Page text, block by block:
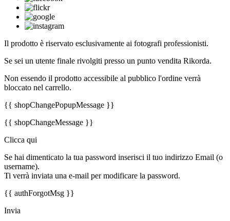
Il prodotto è riservato esclusivamente ai fotografi professionisti.
Se sei un utente finale rivolgiti presso un punto vendita Rikorda.
Non essendo il prodotto accessibile al pubblico l'ordine verrà
bloccato nel carrello.
{{ shopChangePopupMessage }}
{{ shopChangeMessage }}
Clicca qui
Se hai dimenticato la tua password inserisci il tuo indirizzo Email (o
username).
Ti verrà inviata una e-mail per modificare la password.
{{ authForgotMsg }}
Invia